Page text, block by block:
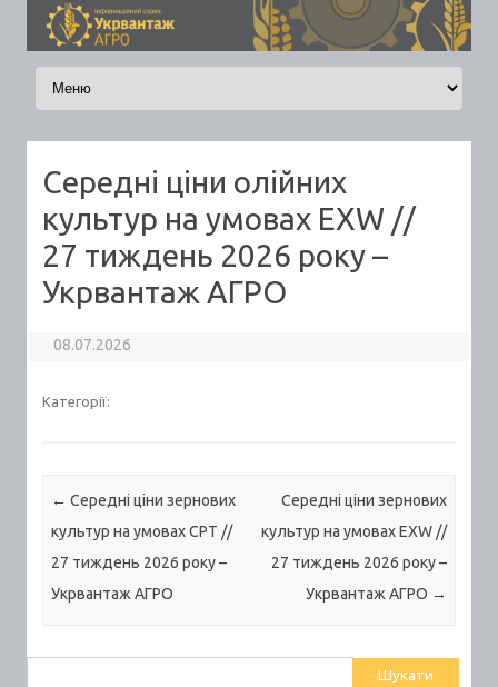
Skip to content
Середні ціни олійних
культур на умовах EXW //
27 тиждень 2026 року –
Укрвантаж АГРО
08.07.2026
Категорії:
Post navigation
← Середні ціни зернових
культур на умовах CPT //
27 тиждень 2026 року –
Укрвантаж АГРО
Середні ціни зернових
культур на умовах EXW //
27 тиждень 2026 року –
Укрвантаж АГРО →